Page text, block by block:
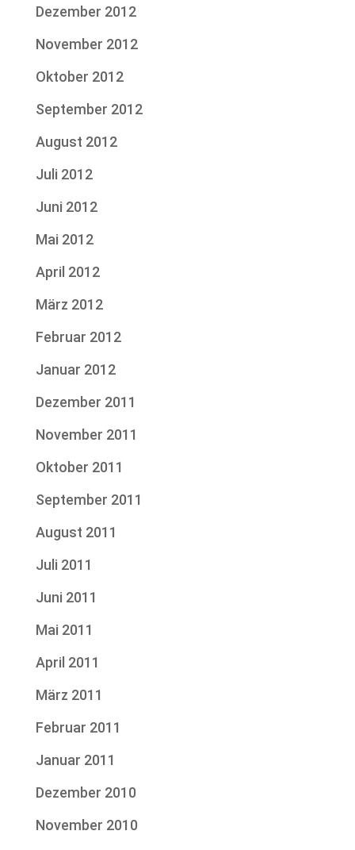
Dezember 2012
November 2012
Oktober 2012
September 2012
August 2012
Juli 2012
Juni 2012
Mai 2012
April 2012
März 2012
Februar 2012
Januar 2012
Dezember 2011
November 2011
Oktober 2011
September 2011
August 2011
Juli 2011
Juni 2011
Mai 2011
April 2011
März 2011
Februar 2011
Januar 2011
Dezember 2010
November 2010